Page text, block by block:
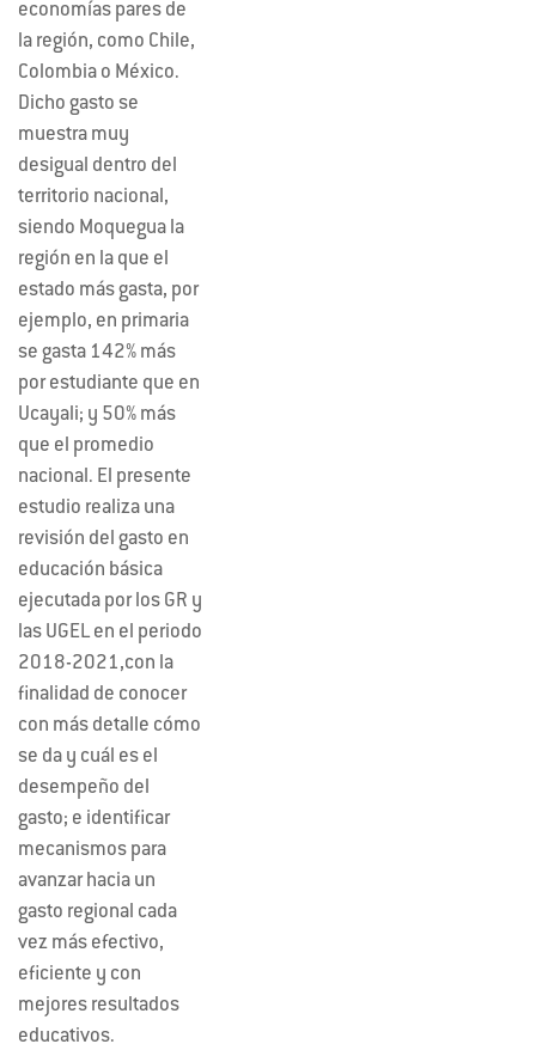
economías pares de
la región, como Chile,
Colombia o México.
Dicho gasto se
muestra muy
desigual dentro del
territorio nacional,
siendo Moquegua la
región en la que el
estado más gasta, por
ejemplo, en primaria
se gasta 142% más
por estudiante que en
Ucayali; y 50% más
que el promedio
nacional. El presente
estudio realiza una
revisión del gasto en
educación básica
ejecutada por los GR y
las UGEL en el periodo
2018-2021,con la
finalidad de conocer
con más detalle cómo
se da y cuál es el
desempeño del
gasto; e identificar
mecanismos para
avanzar hacia un
gasto regional cada
vez más efectivo,
eficiente y con
mejores resultados
educativos.